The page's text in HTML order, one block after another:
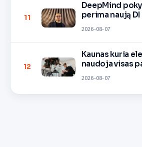
11
DeepMind
perima naują
2026-08-07
12
Kaunas kuria
naudoja visas
2026-08-07